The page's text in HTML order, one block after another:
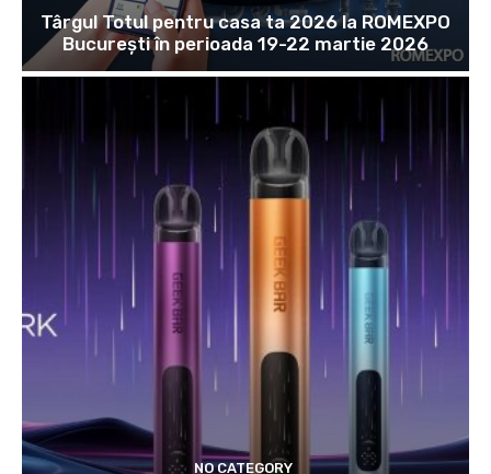
Târgul Totul pentru casa ta 2026 la ROMEXPO
Bucureşti în perioada 19-22 martie 2026
NO CATEGORY